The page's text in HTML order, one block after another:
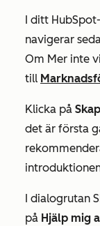
I ditt
navigerar
Om Mer inte
till
Klicka på
det är första
dialogrutan
på Hjälp mig